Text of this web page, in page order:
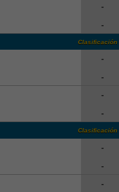
-
-
Clasificación
-
-
-
-
Clasificación
-
-
-